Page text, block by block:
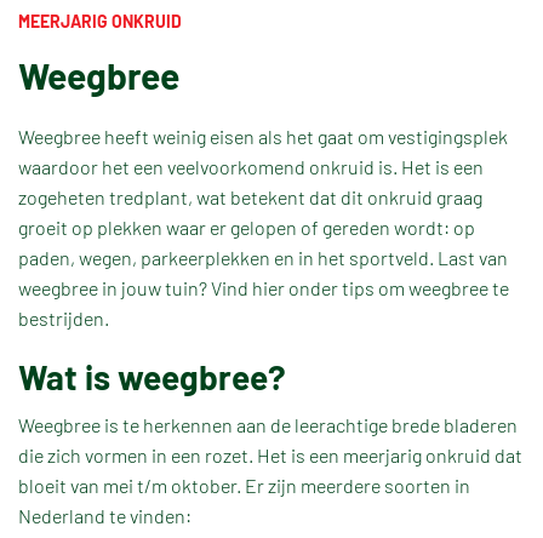
MEERJARIG ONKRUID
Weegbree
Weegbree heeft weinig eisen als het gaat om vestigingsplek
waardoor het een veelvoorkomend onkruid is. Het is een
zogeheten tredplant, wat betekent dat dit onkruid graag
groeit op plekken waar er gelopen of gereden wordt: op
paden, wegen, parkeerplekken en in het sportveld. Last van
weegbree in jouw tuin? Vind hier onder tips om weegbree te
bestrijden.
Wat is weegbree?
Weegbree is te herkennen aan de leerachtige brede bladeren
die zich vormen in een rozet. Het is een meerjarig onkruid dat
bloeit van mei t/m oktober. Er zijn meerdere soorten in
Nederland te vinden: